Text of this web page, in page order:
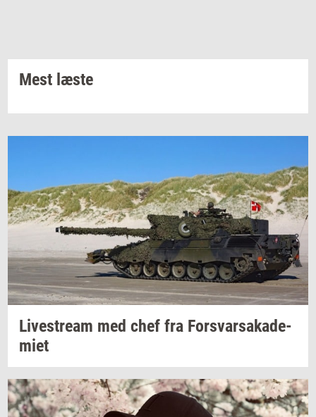
Mest læste
Li­ve­stream med chef fra For­svar­sa­ka­de­
mi­et